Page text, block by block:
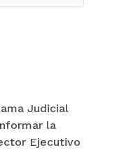
Judicial
la
Ejecutivo